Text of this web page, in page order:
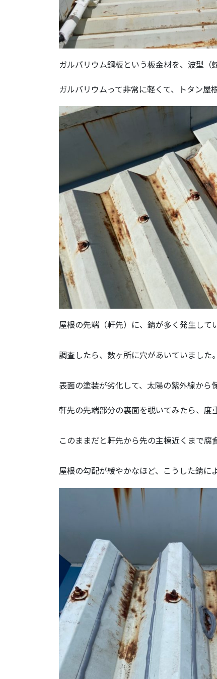
ガルバリウム鋼板という板金材を、波型（
ガルバリウムって非常に軽くて、トタン屋
屋根の先端（軒先）に、錆が多く発生して
調査したら、数ヶ所に穴があいていました。
表面の塗装が劣化して、太陽の紫外線から
軒先の先端部分の裏面を覗いてみたら、度
このままだと軒先から先の主棟近くまで腐
屋根の勾配が緩やかなほど、こうした錆に